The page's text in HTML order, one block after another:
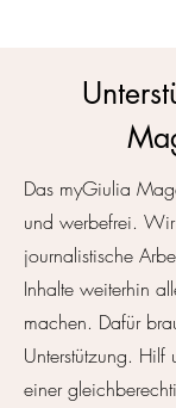
Yes, we
die
Das myGiulia
und werbefrei.
journalistische
Inhalte weiterhin
machen. Dafür
Unterstützung. Hilf
einer